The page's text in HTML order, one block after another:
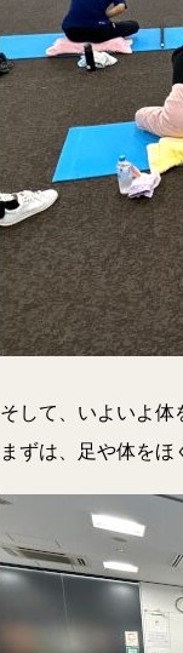
そして、いよいよ体
まずは、足や体をほ